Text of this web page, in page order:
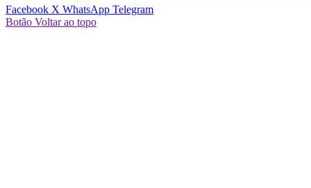
Facebook X WhatsApp Telegram
Botão Voltar ao topo